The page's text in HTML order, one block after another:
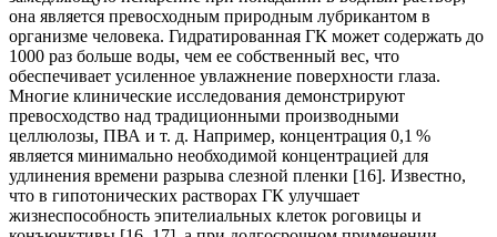
она является превосходным природным лубрикантом в
организме человека. Гидратированная ГК может содержать до
1000 раз больше воды, чем ее собственный вес, что
обеспечивает усиленное увлажнение поверхности глаза.
Многие клинические исследования демонстрируют
превосходство над традиционными производными
целлюлозы, ПВА и т. д. Например, концентрация 0,1 %
является минимально необходимой концентрацией для
удлинения времени разрыва слезной пленки [16]. Известно,
что в гипотонических растворах ГК улучшает
жизнеспособность эпителиальных клеток роговицы и